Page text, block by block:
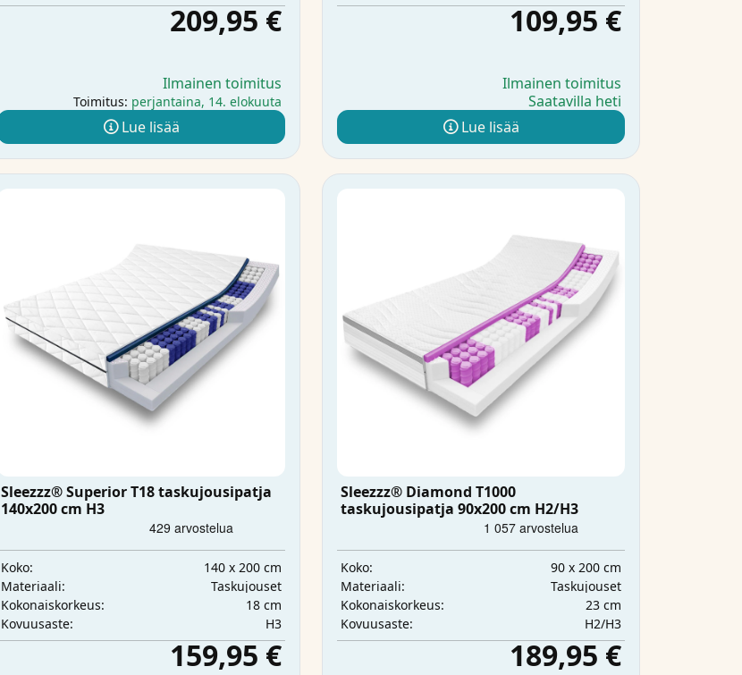
209,95 €
Ilmainen toimitus
Toimitus: perjantaina, 14. elokuuta
Lue lisää
109,95 €
Ilmainen toimitus
Saatavilla heti
Lue lisää
Sleezzz® Superior T18 taskujousipatja
140x200 cm H3
Koko:
140 x 200 cm
Materiaali:
Taskujouset
Kokonaiskorkeus:
18 cm
Kovuusaste:
H3
159,95 €
Sleezzz® Diamond T1000
taskujousipatja 90x200 cm H2/H3
Koko:
90 x 200 cm
Materiaali:
Taskujouset
Kokonaiskorkeus:
23 cm
Kovuusaste:
H2/H3
189,95 €